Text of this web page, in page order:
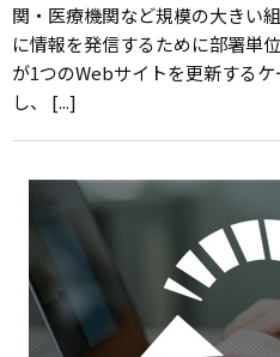
関・医療機関など規模の大きい
に情報を発信するために部署単
が1つのWebサイトを更新する
し、 [...]